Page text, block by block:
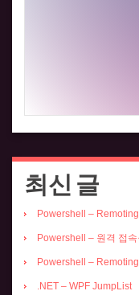
최신 글
Powershell –
Powershell – 원격 접
Powershell –
.NET – WPF JumpList